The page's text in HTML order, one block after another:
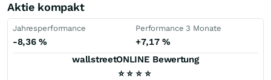
Aktie kompakt
Jahresperformance
-8,36%
Performance 3 Monate
+7,17%
wallstreetONLINE Bewertung
⭐ ⭐ ⭐ ⭐